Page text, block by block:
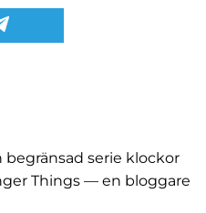
begränsad serie klockor
Things — en bloggare